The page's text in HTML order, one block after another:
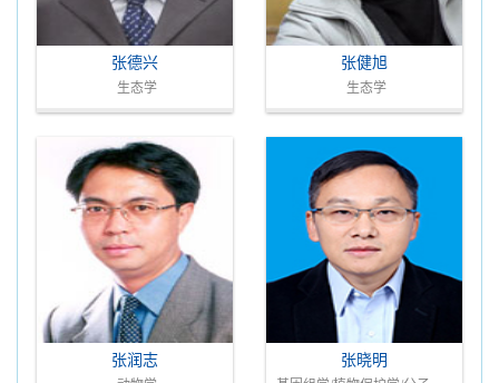
张德兴
生态学
张健旭
生态学
张润志 张晓明